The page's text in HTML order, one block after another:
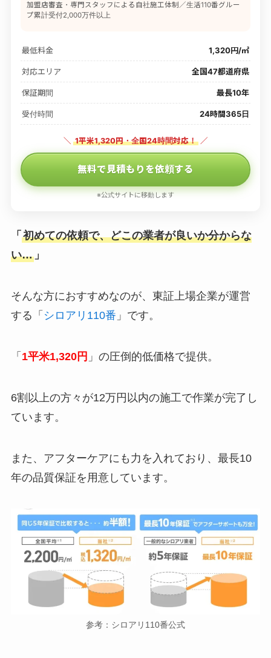
加盟店審査・専門スタッフによる自社施工体制／生活110番グルー
プ累計受付2,000万件以上
最低料金 1,320円/㎡
対応エリア 全国47都道府県
保証期間 最長10年
受付時間 24時間365日
＼ 1平米1,320円・全国24時間対応！ ／
無料で見積もりを依頼する
※公式サイトに移動します
「 初めての依頼で、どこの業者が良いか分からな
い…」
そんな方におすすめなのが、東証上場企業が運営
する「 シロアリ110番 」です。
「 1平米1,320円 」の圧倒的低価格で提供。
6割以上の方々が12万円以内の施工で作業が完了し
ています。
また、アフターケアにも力を入れており、最長10
年の品質保証を用意しています。
参考：シロアリ110番公式